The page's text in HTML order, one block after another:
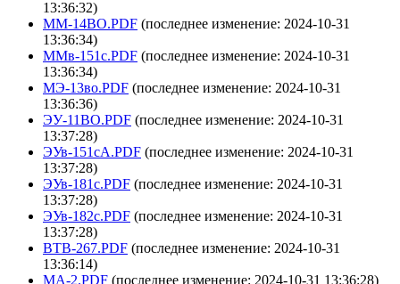
13:36:32)
ММ-14ВО.PDF (последнее изменение: 2024-10-31
13:36:34)
ММв-151с.PDF (последнее изменение: 2024-10-31
13:36:34)
МЭ-13во.PDF (последнее изменение: 2024-10-31
13:36:36)
ЭУ-11ВО.PDF (последнее изменение: 2024-10-31
13:37:28)
ЭУв-151сА.PDF (последнее изменение: 2024-10-31
13:37:28)
ЭУв-181с.PDF (последнее изменение: 2024-10-31
13:37:28)
ЭУв-182с.PDF (последнее изменение: 2024-10-31
13:37:28)
ВТВ-267.PDF (последнее изменение: 2024-10-31
13:36:14)
МА-2.PDF (последнее изменение: 2024-10-31 13:36:28)